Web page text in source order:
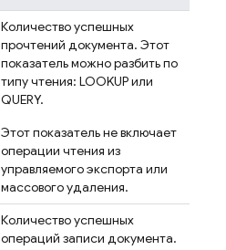
Количество успешных
прочтений документа. Этот
показатель можно разбить по
типу чтения: LOOKUP или
QUERY.
Этот показатель не включает
операции чтения из
управляемого экспорта или
массового удаления.
Количество успешных
операций записи документа.